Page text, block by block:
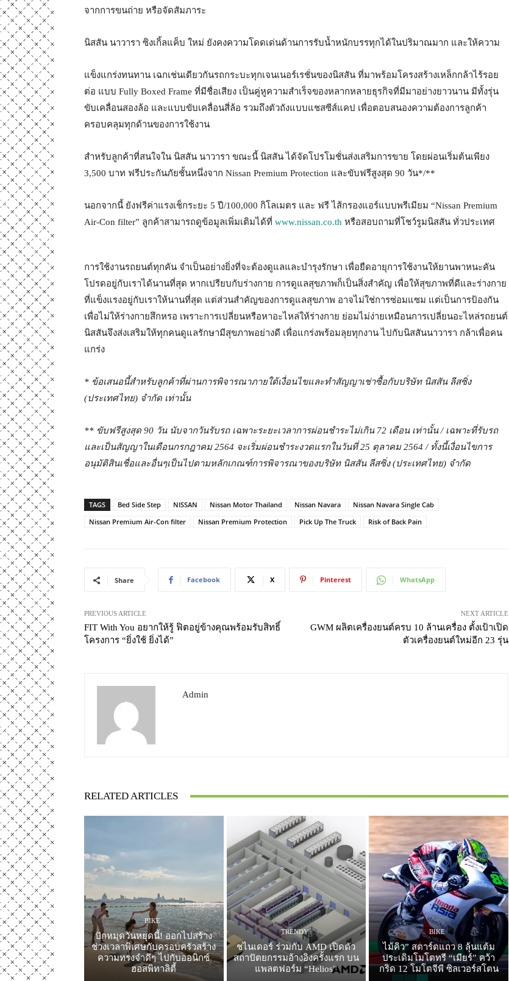
จากการขนถ่าย หรือจัดสัมภาระ
นิสสัน นาวารา ซิงเกิ้ลแค็บ ใหม่ ยังคงความโดดเด่นด้านการรับน้ำหนักบรรทุกได้ในปริมาณมาก และให้ความ
แข็งแกร่งทนทาน เฉกเช่นเดียวกันรถกระบะทุกเจนเนอร์เรชั่นของนิสสัน ที่มาพร้อมโครงสร้างเหล็กกล้าไร้รอย
ต่อ แบบ Fully Boxed Frame ที่มีชื่อเสียง เป็นคู่หูความสำเร็จของหลากหลายธุรกิจที่มีมาอย่างยาวนาน มีทั้งรุ่น
ขับเคลื่อนสองล้อ และแบบขับเคลื่อนสี่ล้อ รวมถึงตัวถังแบบแชสซีส์แคป เพื่อตอบสนองความต้องการลูกค้า
ครอบคลุมทุกด้านของการใช้งาน
สำหรับลูกค้าที่สนใจใน นิสสัน นาวารา ขณะนี้ นิสสัน ได้จัดโปรโมชั่นส่งเสริมการขาย โดยผ่อนเริ่มต้นเพียง
3,500 บาท ฟรีประกันภัยชั้นหนึ่งจาก Nissan Premium Protection และขับฟรีสูงสุด 90 วัน*/**
นอกจากนี้ ยังฟรีค่าแรงเช็กระยะ 5 ปี/100,000 กิโลเมตร และ ฟรี ไส้กรองแอร์แบบพรีเมียม “Nissan Premium
Air-Con filter” ลูกค้าสามารถดูข้อมูลเพิ่มเติมได้ที่ www.nissan.co.th หรือสอบถามที่โชว์รูมนิสสัน ทั่วประเทศ
การใช้งานรถยนต์ทุกคัน จำเป็นอย่างยิ่งที่จะต้องดูแลและบำรุงรักษา เพื่อยืดอายุการใช้งานให้ยานพาหนะคัน
โปรดอยู่กับเราได้นานที่สุด หากเปรียบกับร่างกาย การดูแลสุขภาพก็เป็นสิ่งสำคัญ เพื่อให้สุขภาพที่ดีและร่างกาย
ที่แข็งแรงอยู่กับเราให้นานที่สุด แต่ส่วนสำคัญของการดูแลสุขภาพ อาจไม่ใช่การซ่อมแซม แต่เป็นการป้องกัน
เพื่อไม่ให้ร่างกายสึกหรอ เพราะการเปลี่ยนหรือหาอะไหล่ให้ร่างกาย ย่อมไม่ง่ายเหมือนการเปลี่ยนอะไหล่รถยนต์
นิสสันจึงส่งเสริมให้ทุกคนดูแลรักษามีสุขภาพอย่างดี เพื่อแกร่งพร้อมลุยทุกงาน ไปกับนิสสันนาวารา กล้าเพื่อคน
แกร่ง
* ข้อเสนอนี้สำหรับลูกค้าที่ผ่านการพิจารณาภายใต้เงื่อนไขและทำสัญญาเช่าซื้อกับบริษัท นิสสัน ลีสซิ่ง
(ประเทศไทย) จำกัด เท่านั้น
** ขับฟรีสูงสุด 90 วัน นับจากวันรับรถ เฉพาะระยะเวลาการผ่อนชำระไม่เกิน 72 เดือน เท่านั้น / เฉพาะที่รับรถ
และเป็นสัญญาในเดือนกรกฎาคม 2564 จะเริ่มผ่อนชำระงวดแรกในวันที่ 25 ตุลาคม 2564 / ทั้งนี้เงื่อนไขการ
อนุมัติสินเชื่อและอื่นๆเป็นไปตามหลักเกณฑ์การพิจารณาของบริษัท นิสสัน ลีสซิ่ง (ประเทศไทย) จำกัด
TAGS Bed Side Step NISSAN Nissan Motor Thailand Nissan Navara
Nissan Navara Single Cab
Nissan Premium Air-Con filter
Nissan Premium Protection Pick Up The Truck Risk of Back Pain
Share Facebook X Pinterest WhatsApp
PREVIOUS ARTICLE
FIT With You อยากให้รู้ ฟิตอยู่ข้างคุณพร้อมรับสิทธิ์
โครงการ “ยิ่งใช้ ยิ่งได้”
NEXT ARTICLE
GWM ผลิตเครื่องยนต์ครบ 10 ล้านเครื่อง ตั้งเป้าเปิด
ตัวเครื่องยนต์ใหม่อีก 23 รุ่น
Admin
RELATED ARTICLES
BIKE
ปักหมุดวันหยุดนี้! ออกไปสร้าง
ช่วงเวลาพิเศษกับครอบครัวสร้าง
ความทรงจำดีๆ ไปกับออนิกซ์
ฮอสพิทาลิตี้
TRENDY
ชไนเดอร์ ร่วมกับ AMD เปิดตัว
สถาปัตยกรรมอ้างอิงครั้งแรก บน
แพลตฟอร์ม “Helios”
BIKE
ไม้คิว” สตาร์ตแถว 8 ลุ้นแต้ม
ประเดิมโมโตทรี “เมียร์” คว้า
กริด 12 โมโตจีพี ซิลเวอร์สโตน